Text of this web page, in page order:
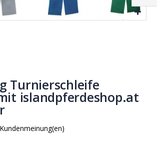
Turnierschleife
islandpferdeshop.at